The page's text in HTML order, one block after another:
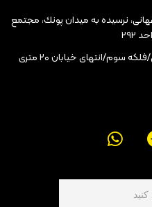
نرسيده به ميدان پونك، مجتمع
کارخانه : تبریز/شهرک سردار سلیمانی/فلکه سوم/انتهای خیابان ۲۰ متری